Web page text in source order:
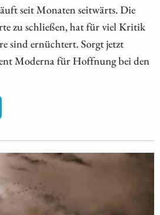
seit Monaten seitwärts. Die
zu schließen, hat für viel Kritik
sind ernüchtert. Sorgt jetzt
Moderna für Hoffnung bei den